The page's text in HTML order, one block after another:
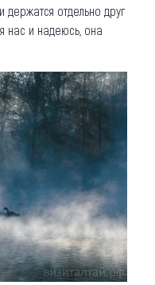
держатся отдельно друг
нас и надеюсь, она